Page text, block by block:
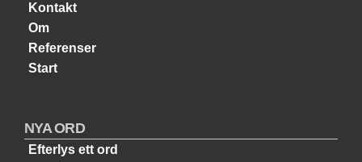
Kontakt
Om
Referenser
Start
NYA ORD
Efterlys ett ord